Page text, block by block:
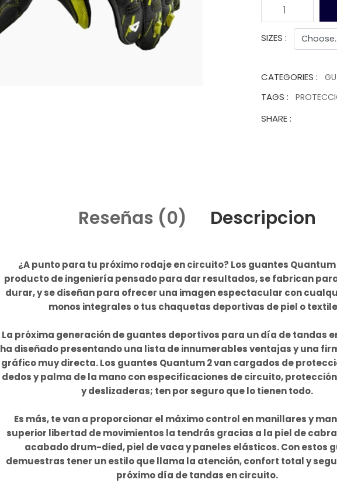
1
SIZES :
CATEGORIES :
TAGS :
SHARE :
Reseñas (0) Descripcion
¿A punto para tu próximo rodaje en circuito? Los guantes Quantum
producto de ingeniería pensado para dar resultados, se fabrican
durar, y se diseñan para ofrecer una imagen espectacular con
monos integrales o tus chaquetas deportivas de piel o
La próxima generación de guantes deportivos para un día de tandas
ha diseñado presentando una lista de innumerables ventajas y una
gráfico muy directa. Los guantes Quantum 2 van cargados de
dedos y palma de la mano con especificaciones de circuito,
y deslizaderas; ten por seguro que lo tienen todo.
Es más, te van a proporcionar el máximo control en manillares y
superior libertad de movimientos la tendrás gracias a la piel de
acabado drum-died, piel de vaca y paneles elásticos. Con estos
demuestras tener un estilo que llama la atención, confort total y
próximo día de tandas en circuito.